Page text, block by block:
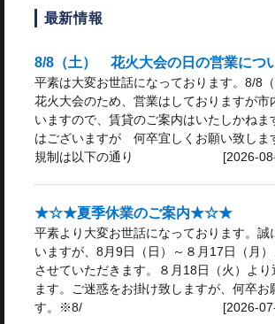
最新情報
8/8（土） 花火大会の日の営業につ
平素は大変お世話になっております。8/8
花火大会のため、営業はしておりますが市
いますので、賃貸のご案内はいたしかねま
はございますが 何卒宜しくお願い致しま
規制は以下の通り
[2026-
★☆★夏季休業のご案内★☆★
平素より大変お世話になっております。誠
いますが、8月9日（日）～８月17日（月
させていただきます。８月18日（火）より
ます。ご迷惑をお掛け致しますが、何卒お
す。※8/
[2026-